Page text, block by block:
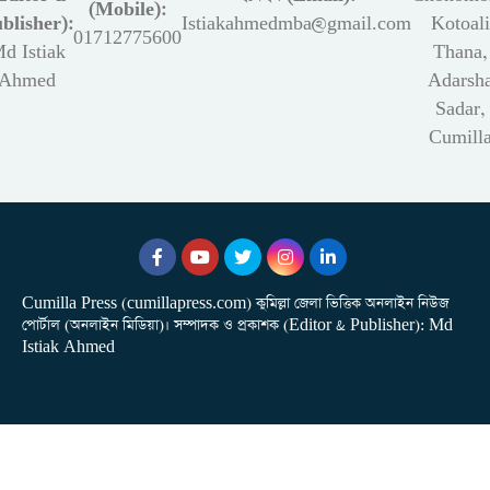
Istiak
(Mobile):
01712775600
Istiakahmedmba@gmail.com
Kotoali
Thana,
Sadar,
Cumilla Press (cumillapress.com) কুমিল্লা জেলা ভিত্তিক অনলাইন নিউজ
পোর্টাল (অনলাইন মিডিয়া)। সম্পাদক ও প্রকাশক (Editor & Publisher): Md
Istiak Ahmed